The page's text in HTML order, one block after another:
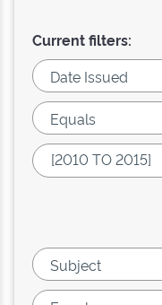
Current filters: